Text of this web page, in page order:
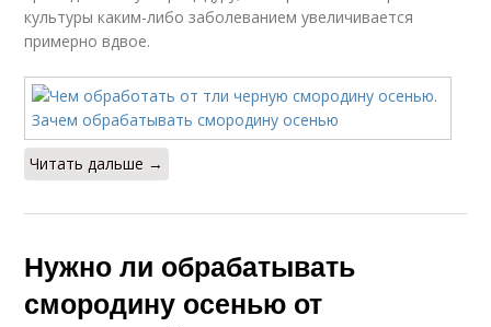
культуры каким-либо заболеванием увеличивается
примерно вдвое.
Читать дальше →
Нужно ли обрабатывать
смородину осенью от